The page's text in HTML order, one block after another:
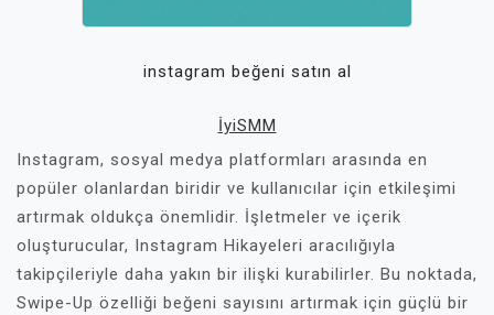
instagram beğeni satın al
İyiSMM
Instagram, sosyal medya platformları arasında en
popüler olanlardan biridir ve kullanıcılar için etkileşimi
artırmak oldukça önemlidir. İşletmeler ve içerik
oluşturucular, Instagram Hikayeleri aracılığıyla
takipçileriyle daha yakın bir ilişki kurabilirler. Bu noktada,
Swipe-Up özelliği beğeni sayısını artırmak için güçlü bir